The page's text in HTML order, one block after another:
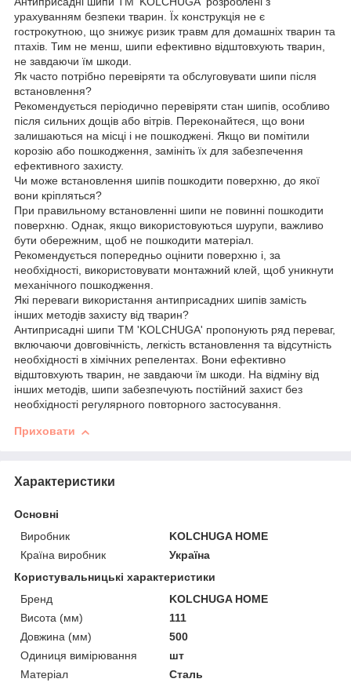
урахуванням безпеки тварин. Їх конструкція не є
гострокутною, що знижує ризик травм для домашніх тварин та
птахів. Тим не менш, шипи ефективно відштовхують тварин,
не завдаючи їм шкоди.
Як часто потрібно перевіряти та обслуговувати шипи після
встановлення?
Рекомендується періодично перевіряти стан шипів, особливо
після сильних дощів або вітрів. Переконайтеся, що вони
залишаються на місці і не пошкоджені. Якщо ви помітили
корозію або пошкодження, замініть їх для забезпечення
ефективного захисту.
Чи може встановлення шипів пошкодити поверхню, до якої
вони кріпляться?
При правильному встановленні шипи не повинні пошкодити
поверхню. Однак, якщо використовуються шурупи, важливо
бути обережним, щоб не пошкодити матеріал.
Рекомендується попередньо оцінити поверхню і, за
необхідності, використовувати монтажний клей, щоб уникнути
механічного пошкодження.
Які переваги використання антиприсадних шипів замість
інших методів захисту від тварин?
Антиприсадні шипи ТМ 'KOLCHUGA' пропонують ряд переваг,
включаючи довговічність, легкість встановлення та відсутність
необхідності в хімічних репелентах. Вони ефективно
відштовхують тварин, не завдаючи їм шкоди. На відміну від
інших методів, шипи забезпечують постійний захист без
необхідності регулярного повторного застосування.
Приховати
Характеристики
Основні
Виробник
KOLCHUGA HOME
Країна виробник
Україна
Користувальницькі характеристики
Бренд
KOLCHUGA HOME
Висота (мм)
111
Довжина (мм)
500
Одиниця вимірювання
шт
Матеріал
Сталь